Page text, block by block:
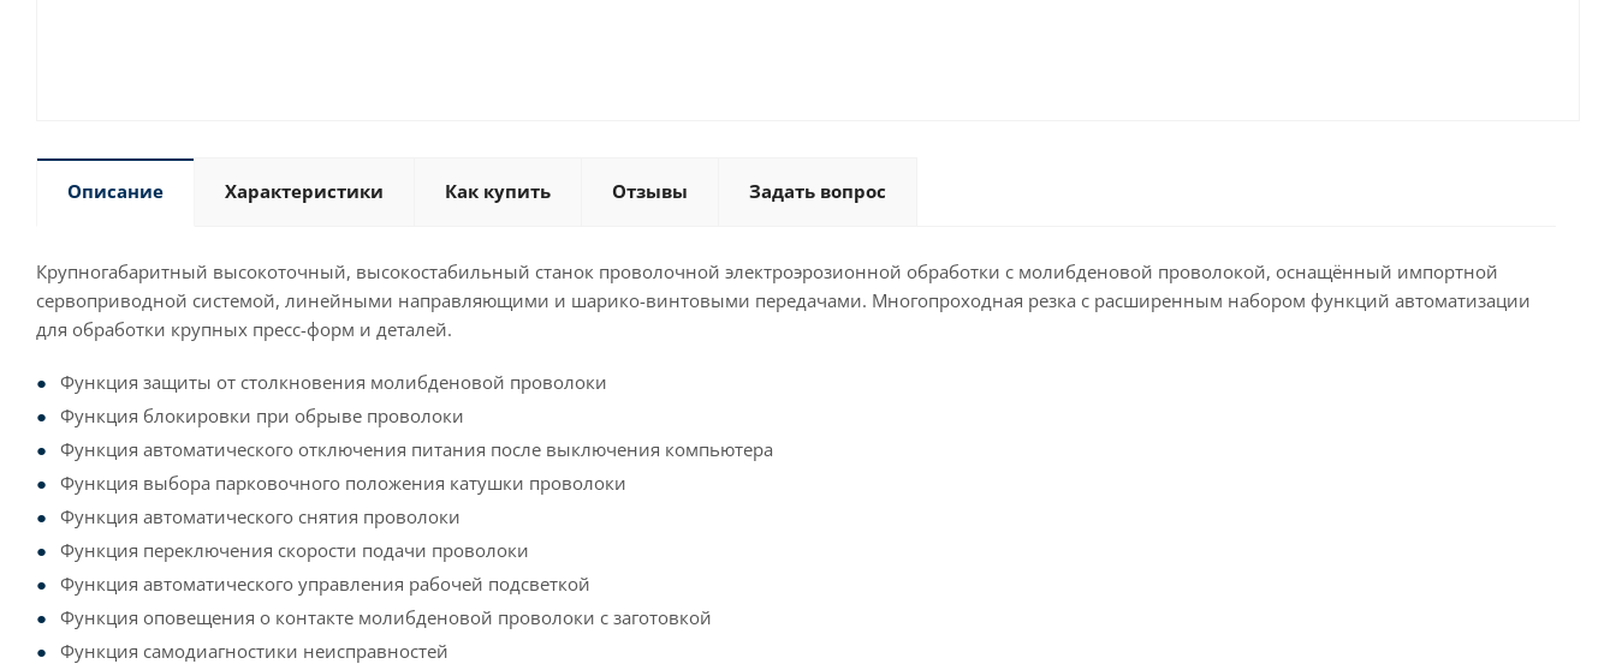
Описание Характеристики Как купить Отзывы Задать вопрос
Крупногабаритный высокоточный, высокостабильный станок проволочной электроэрозионной обработки с молибденовой проволокой, оснащённый импортной
сервоприводной системой, линейными направляющими и шарико-винтовыми передачами. Многопроходная резка с расширенным набором функций автоматизации
для обработки крупных пресс-форм и деталей.
Функция защиты от столкновения молибденовой проволоки
Функция блокировки при обрыве проволоки
Функция автоматического отключения питания после выключения компьютера
Функция выбора парковочного положения катушки проволоки
Функция автоматического снятия проволоки
Функция переключения скорости подачи проволоки
Функция автоматического управления рабочей подсветкой
Функция оповещения о контакте молибденовой проволоки с заготовкой
Функция самодиагностики неисправностей